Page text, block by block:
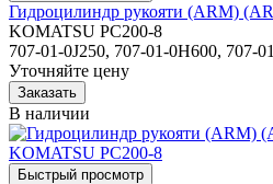
Гидроцилиндр рукояти (ARM)
KOMATSU PC200-8
707-01-0J250, 707-01-0H600, 707-
Уточняйте цену
В наличии